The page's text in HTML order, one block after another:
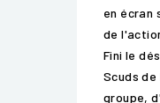
en écran
de
Fini le
Scuds
groupe,